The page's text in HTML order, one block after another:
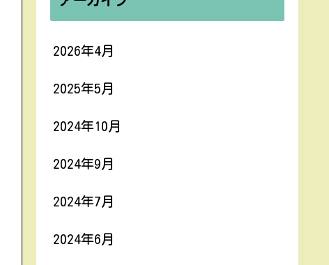
2026年4月
2025年5月
2024年10月
2024年9月
2024年7月
2024年6月